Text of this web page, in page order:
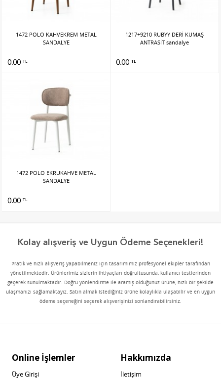
1472 POLO KAHVEKREM METAL
SANDALYE
0.00 TL
1217+9210 RUBYY DERİ KUMAŞ
ANTRASİT sandalye
0.00 TL
1472 POLO EKRUKAHVE METAL
SANDALYE
0.00 TL
Kolay alışveriş ve Uygun Ödeme Seçenekleri!
Pratik ve hızlı alışveriş yapabilmeniz için tasarımımız profesyonel ekipler tarafından
yönetilmektedir. Ürünlerimiz sizlerin ihtiyaçları doğrultusunda, kullanıcı testlerinden
geçerek sunulmaktadır. Doğru yönlendirme ile aramış olduğunuz ürüne, hızlı bir şekilde
ulaşmanızı sağlamaktayız. Satın almak istediğiniz ürüne kolaylıkla ulaşabilir ve en uygun
ödeme seçeneğini seçerek alışverişinizi sonlandırabilirsiniz.
Online İşlemler
Üye Girişi
Hakkımızda
İletişim